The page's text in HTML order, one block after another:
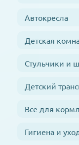
Автокресла
Детская
Стульчики и
Детский
Все для
Гигиена и